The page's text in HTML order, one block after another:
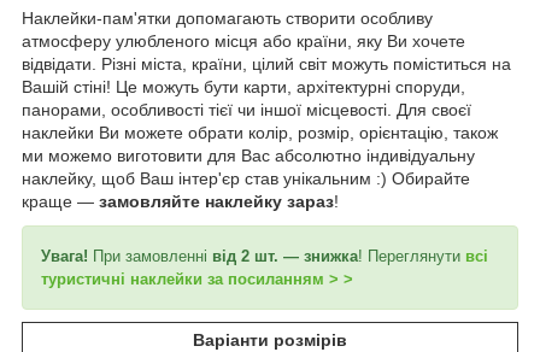
Наклейки-пам'ятки допомагають створити особливу
атмосферу улюбленого місця або країни, яку Ви хочете
відвідати. Різні міста, країни, цілий світ можуть поміститься на
Вашій стіні! Це можуть бути карти, архітектурні споруди,
панорами, особливості тієї чи іншої місцевості. Для своєї
наклейки Ви можете обрати колір, розмір, орієнтацію, також
ми можемо виготовити для Вас абсолютно індивідуальну
наклейку, щоб Ваш інтер'єр став унікальним :) Обирайте
краще — замовляйте наклейку зараз!
Увага! При замовленні від 2 шт. — знижка! Переглянути всі
туристичні наклейки за посиланням > >
Варіанти розмірів